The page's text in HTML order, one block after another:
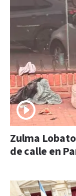
Zulma
de calle en